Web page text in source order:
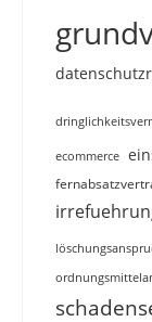
ecommerce